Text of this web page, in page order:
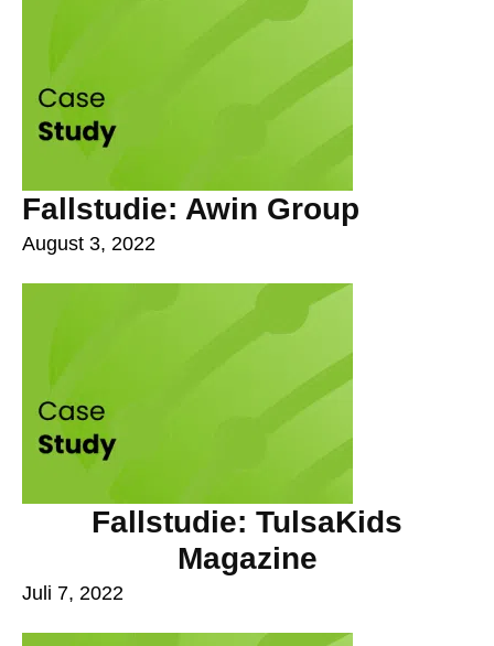
Fallstudie: Awin Group
August 3, 2022
Fallstudie: TulsaKids
Magazine
Juli 7, 2022